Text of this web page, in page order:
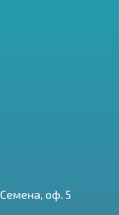
оф. 5